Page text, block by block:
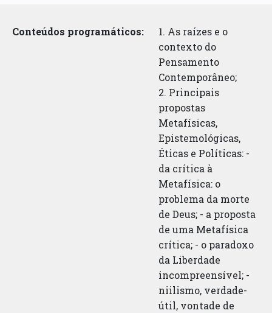
Conteúdos programáticos:
1. As raízes e o
contexto do
Pensamento
Contemporâneo;
2. Principais
propostas
Metafísicas,
Epistemológicas,
Éticas e Políticas: -
da crítica à
Metafísica: o
problema da morte
de Deus; - a proposta
de uma Metafísica
crítica; - o paradoxo
da Liberdade
incompreensível; -
niilismo, verdade-
útil, vontade de